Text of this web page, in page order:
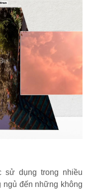
dụng trong nhiều
ngủ đến những không